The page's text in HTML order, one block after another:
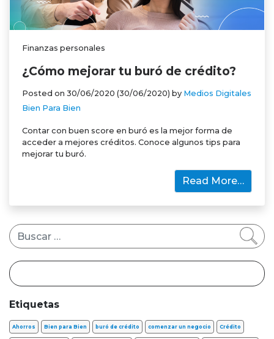
Finanzas personales
¿Cómo mejorar tu buró de crédito?
Posted on 30/06/2020 (30/06/2020) by Medios Digitales
Bien Para Bien
Contar con buen score en buró es la mejor forma de
acceder a mejores créditos. Conoce algunos tips para
mejorar tu buró.
Read More…
Buscar
Etiquetas
Ahorros Bien para Bien buró de crédito comenzar un negocio Crédito